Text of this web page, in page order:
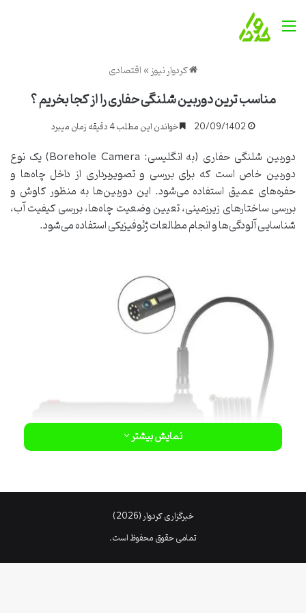
منو
کردوار نیوز»اقتصادی
مناسب ترین دوربین شلنگی حفاری را از کجا بخریم ؟
20/09/1402 خواندن این مطلب 4 دقیقه زمان میبرد
دوربین شلنگی حفاری (به انگلیسی: Borehole Camera) یک نوع
دوربین خاص است که برای بررسی و تصویربرداری از داخل چاه‌ها و
حفره‌های عمیق استفاده می‌شود. این دوربین‌ها به منظور کاوش و
بررسی ساختارهای زیرزمینی، تعیین وضعیت چاه‌ها، بررسی کیفیت آب،
شناسایی آلودگی‌ها و انجام مطالعات ژئوفیزیکی استفاده می‌شود.
دوربین‌های شلنگی حفاری عموماً شامل یک سیستم دوربین، نورپردازی،
نمایش بیشتر
خبرگزاری کردوار (2026)
تمامی حقوق محفوظ است.